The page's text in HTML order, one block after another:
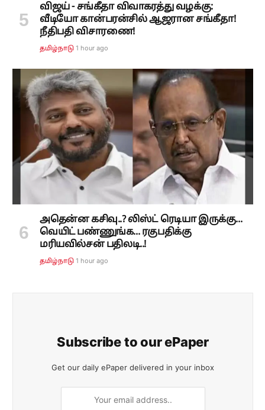
விஜய் - சங்கீதா விவாகரத்து வழக்கு:
வீடியோ கான்பரன்சில் ஆஜரான சங்கீதா!
நீதிபதி விசாரணை!
தமிழ்நாடு 1 hour ago
அதென்ன கசிவு..? லிஸ்ட் ரெடியா இருக்கு...
வெயிட் பண்ணுங்க... ரகுபதிக்கு
மரியவில்சன் பதிலடி..!
தமிழ்நாடு 1 hour ago
Subscribe to our ePaper
Get our daily ePaper delivered in your inbox